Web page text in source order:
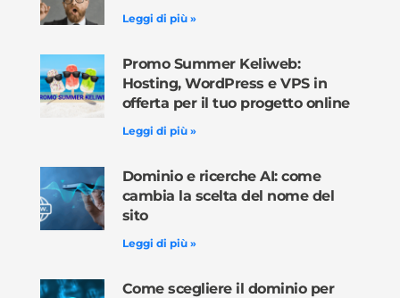
Leggi di più »
Promo Summer Keliweb:
Hosting, WordPress e VPS in
offerta per il tuo progetto online
Leggi di più »
Dominio e ricerche AI: come
cambia la scelta del nome del
sito
Leggi di più »
Come scegliere il dominio per